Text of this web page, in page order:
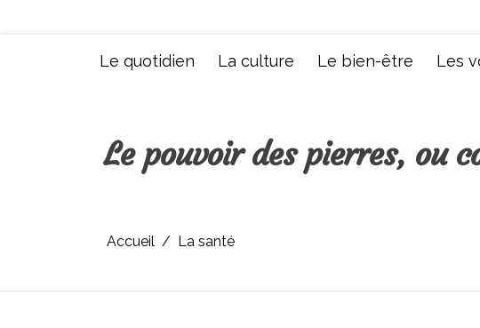
Le quotidien La culture Le bien-être Les
Le pouvoir des pierres, ou
Accueil La santé